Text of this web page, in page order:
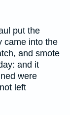
put the
came into the
and smote
and it
were
left